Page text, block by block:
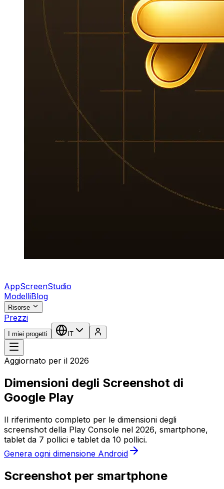
AppScreenStudio
ModelliBlog
Risorse
Prezzi
I miei progetti IT
Aggiornato per il 2026
Dimensioni degli Screenshot di
Google Play
Il riferimento completo per le dimensioni degli
screenshot della Play Console nel 2026, smartphone,
tablet da 7 pollici e tablet da 10 pollici.
Genera ogni dimensione Android
Screenshot per smartphone